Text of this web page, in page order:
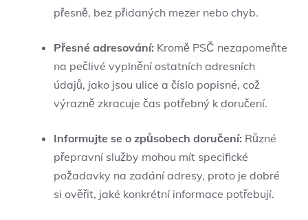
přesně, bez přidaných⁢ mezer nebo chyb.
Přesné adresování: Kromě PSČ nezapomeňte
na ‌pečlivé vyplnění ostatních adresních
⁢údajů, jako jsou ulice a číslo popisné, ⁤což
výrazně zkracuje čas potřebný k doručení.
Informujte se o způsobech doručení: Různé
přepravní služby mohou​ mít specifické
požadavky ‌na zadání adresy, proto⁤ je dobré ​
si‍ ověřit, ‌jaké konkrétní informace⁢ potřebují.